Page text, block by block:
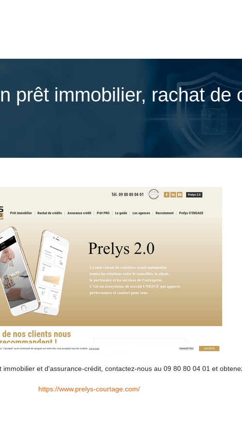
prêt immobilier, rachat de
et d'assurance-crédit, contactez-nous au 09 80 80 04 01 et
https://www.prelys-courtage.com/